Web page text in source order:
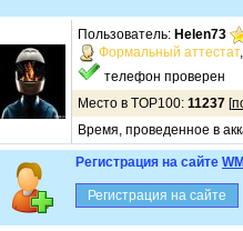
Пользователь: Helen73
Формальный аттестат
телефон проверен
Место в TOP100: 11237 [
Время, проведенное в
Регистрация на сайте